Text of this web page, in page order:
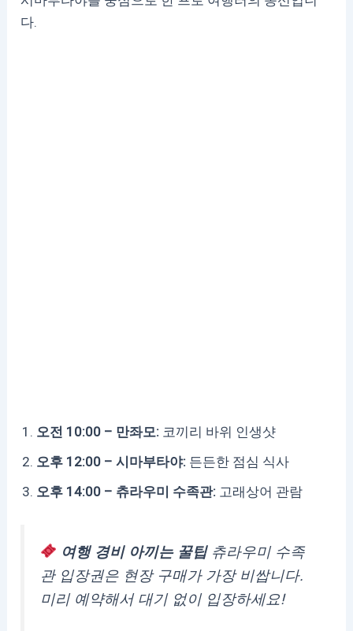
다.
오전 10:00 – 만좌모: 코끼리 바위 인생샷
오후 12:00 – 시마부타야: 든든한 점심 식사
오후 14:00 – 츄라우미 수족관: 고래상어 관람
여행 경비 아끼는 꿀팁츄라우미 수족
관 입장권은 현장 구매가 가장 비쌉니다.
미리 예약해서 대기 없이 입장하세요!